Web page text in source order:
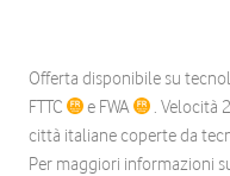
Offerta disponibile su
FTTC
e FWA
. Velocità
città italiane coperte da
Per maggiori informazioni